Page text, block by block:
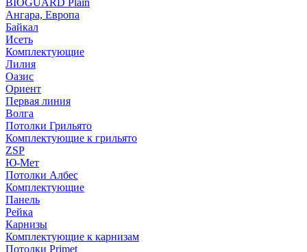
BIOGUARD Plain
Ангара, Европа
Байкал
Исеть
Комплектующие
Лилия
Оазис
Ориент
Первая линия
Волга
Потолки Грильято
Комплектующие к грильято
ZSP
Ю-Мет
Потолки Албес
Комплектующие
Панель
Рейка
Карнизы
Комплектующие к карнизам
Потолки Primet